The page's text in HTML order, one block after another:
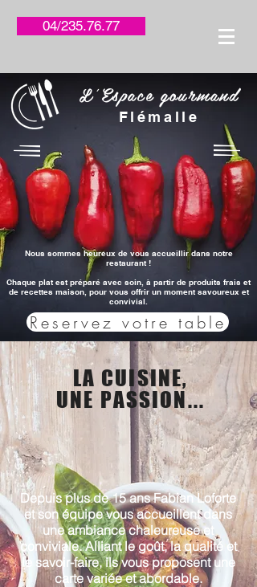
04/235.76.77
L'Espace gourmand
Flémalle
Nous sommes heureux de vous accueillir dans notre
restaurant !
Chaque plat est préparé avec soin, à partir de produits frais et
de recettes maison, pour vous offrir un moment savoureux et
convivial.
Reservez votre table
LA CUISINE,
UNE PASSION...
Depuis plus de 15 ans Fabian Loforte
et son équipe vous accueillent dans
une ambiance chaleureuse et
conviviale. Alliant le goût, la qualité et
le savoir-faire, ils vous proposent une
carte variée et abordable.